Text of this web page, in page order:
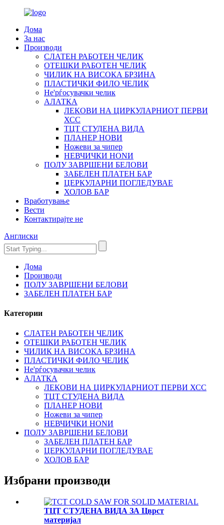
Дома
За нас
Производи
СЛАТЕН РАБОТЕН ЧЕЛИК
OTЕШКИ РАБОТЕН ЧЕЛИК
ЧИЛИК НА ВИСОКА БРЗИНА
ПЛАСТИЧКИ ФИЛО ЧЕЛИК
Не'рѓосувачки челик
АЛАТКА
ЛЕКОВИ НА ЦИРКУЛАРНИОТ ПЕРВИ
ХСС
ТЦТ СТУДЕНА ВИДА
ПЛАНЕР НОВИ
Ножеви за чипер
НЕВЧИЧКИ НОNИ
ПОЛУ ЗАВРШЕНИ БЕЛОВИ
ЗАБЕЛЕН ПЛАТЕН БАР
ЦЕРКУЛАРНИ ПОГЛЕДУВАЕ
ХОЛОВ БАР
Вработување
Вести
Контактирајте не
Англиски
Дома
Производи
ПОЛУ ЗАВРШЕНИ БЕЛОВИ
ЗАБЕЛЕН ПЛАТЕН БАР
Категории
СЛАТЕН РАБОТЕН ЧЕЛИК
OTЕШКИ РАБОТЕН ЧЕЛИК
ЧИЛИК НА ВИСОКА БРЗИНА
ПЛАСТИЧКИ ФИЛО ЧЕЛИК
Не'рѓосувачки челик
АЛАТКА
ЛЕКОВИ НА ЦИРКУЛАРНИОТ ПЕРВИ ХСС
ТЦТ СТУДЕНА ВИДА
ПЛАНЕР НОВИ
Ножеви за чипер
НЕВЧИЧКИ НОNИ
ПОЛУ ЗАВРШЕНИ БЕЛОВИ
ЗАБЕЛЕН ПЛАТЕН БАР
ЦЕРКУЛАРНИ ПОГЛЕДУВАЕ
ХОЛОВ БАР
Избрани производи
ТЦТ СТУДЕНА ВИДА ЗА Цврст
материјал